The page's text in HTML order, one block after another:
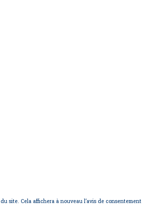
site. Cela affichera à nouveau l’avis de consentement